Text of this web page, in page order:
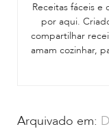
Receitas fáceis
por aqui.
compartilhar
amam cozinhar,
Arquivado em: